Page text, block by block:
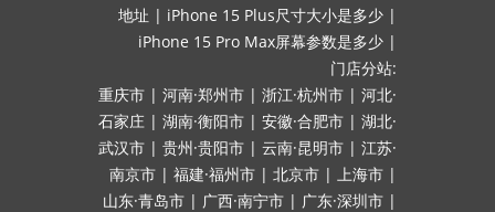
地址 | iPhone 15 Plus尺寸大小是多少 |
iPhone 15 Pro Max屏幕参数是多少 |
门店分站:
重庆市 | 河南·郑州市 | 浙江·杭州市 | 河北·
石家庄 | 湖南·衡阳市 | 安徽·合肥市 | 湖北·
武汉市 | 贵州·贵阳市 | 云南·昆明市 | 江苏·
南京市 | 福建·福州市 | 北京市 | 上海市 |
山东·青岛市 | 广西·南宁市 | 广东·深圳市 |